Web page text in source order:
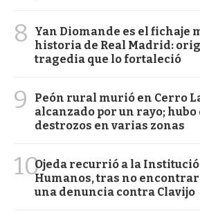
8
Yan Diomande es el fichaje
historia de Real Madrid:
tragedia que lo fortaleció
9
Peón rural murió en Cerro
alcanzado por un rayo; hubo
destrozos en varias zonas
10Ojeda recurrió a la
Humanos, tras no
una denuncia contra Clavijo